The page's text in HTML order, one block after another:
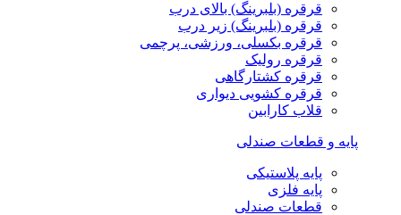
قرقره (بلبرینگ) بالای درب
قرقره (بلبرینگ) زیر درب
قرقره بکسلی، ورزشی، پرچمی
قرقره رولیک
قرقره کشتارگاهی
قرقره کشویی دیواری
قلاب کارابین
پایه و قطعات صندلی
پایه پلاستیکی
پایه فلزی
قطعات صندلی